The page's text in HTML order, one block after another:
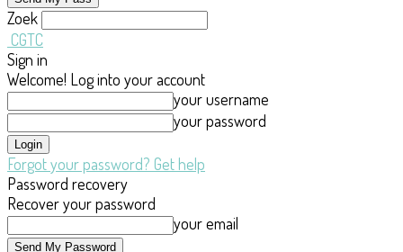
Zoek
CGTC
Sign in
Welcome! Log into your account
your username
your password
Forgot your password? Get help
Password recovery
Recover your password
your email